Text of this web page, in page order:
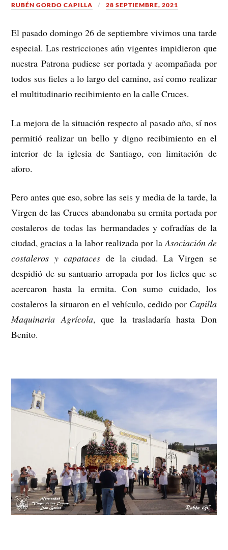
RUBÉN GORDO CAPILLA 28 SEPTIEMBRE, 2021
El pasado domingo 26 de septiembre vivimos una tarde
especial. Las restricciones aún vigentes impidieron que
nuestra Patrona pudiese ser portada y acompañada por
todos sus fieles a lo largo del camino, así como realizar
el multitudinario recibimiento en la calle Cruces.
La mejora de la situación respecto al pasado año, sí nos
permitió realizar un bello y digno recibimiento en el
interior de la iglesia de Santiago, con limitación de
aforo.
Pero antes que eso, sobre las seis y media de la tarde, la
Virgen de las Cruces abandonaba su ermita portada por
costaleros de todas las hermandades y cofradías de la
ciudad, gracias a la labor realizada por laAsociación de
costaleros y capataces de la ciudad. La Virgen se
despidió de su santuario arropada por los fieles que se
acercaron hasta la ermita. Con sumo cuidado, los
costaleros la situaron en el vehículo, cedido por Capilla
Maquinaria Agrícola, que la trasladaría hasta Don
Benito.